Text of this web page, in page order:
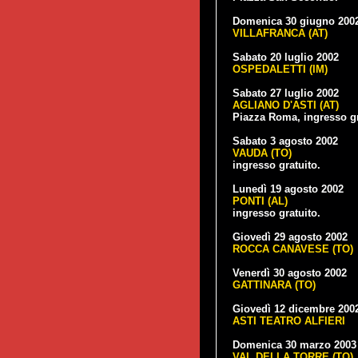
Domenica 30 giugno
VILLAFRANCA (AT)
Sabato 20 luglio 2002
OSPEDALETTI (IM)
Sabato 27 luglio 2002
AGLIANO D'ASTI (AT)
Piazza Roma, ingresso
Sabato 3 agosto 2002
VAUDA (TO)
ingresso gratuito.
Lunedì 19 agosto 2002
PONTI (AL)
ingresso gratuito.
Giovedì 29 agosto 2002
ROCCA CANAVESE (TO)
Venerdì 30 agosto 2002
GATTINARA (TO)
Giovedì 12 dicembre
ASTI TEATRO ALFIERI
Domenica 30 marzo 2003